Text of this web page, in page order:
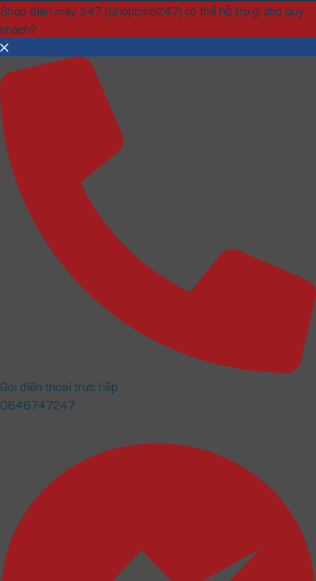
Shop điện máy 247 (Shopbmo247) có thể hỗ trợ gì cho quý
khách?
Gọi điện thoại trực tiếp
0848747247